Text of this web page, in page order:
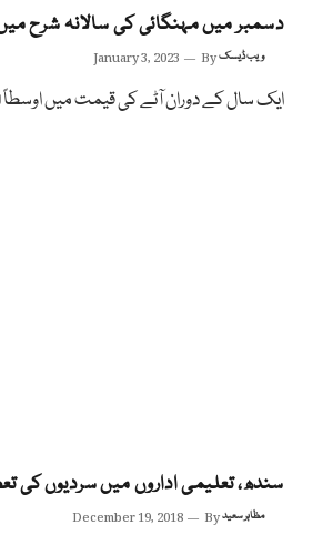
دسمبر میں مہنگائی کی سالانہ شرح میں ساڑھے24
January 3, 2023 Byویب ڈیسک
ایک سال کے دوران آٹے کی قیمت میں اوسطاً 19 روپے فی کلو اضافہ ریکارڈ
سندھ، تعلیمی اداروں میں سردیوں کی
December 19, 2018 Byمظاہر سعید